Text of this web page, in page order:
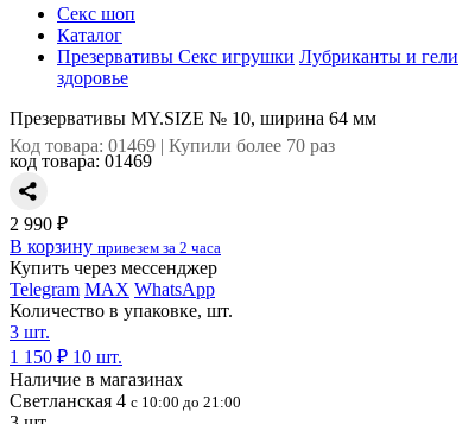
Секс шоп
Каталог
Презервативы Секс игрушки Лубриканты и гели
здоровье
Презервативы MY.SIZE № 10, ширина 64 мм
Код товара: 01469 | Купили более 70 раз
код товара: 01469
2 990 ₽
В корзину привезем за 2 часа
Купить через мессенджер
Telegram MAX WhatsApp
Количество в упаковке, шт.
3 шт.
1 150 ₽ 10 шт.
Наличие в магазинах
Светланская 4 с 10:00 до 21:00